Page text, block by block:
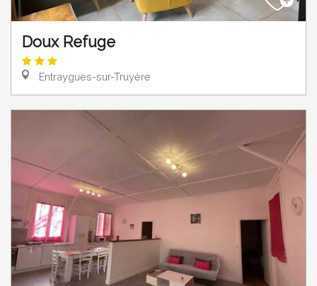
Doux Refuge
Entraygues-sur-Truyère